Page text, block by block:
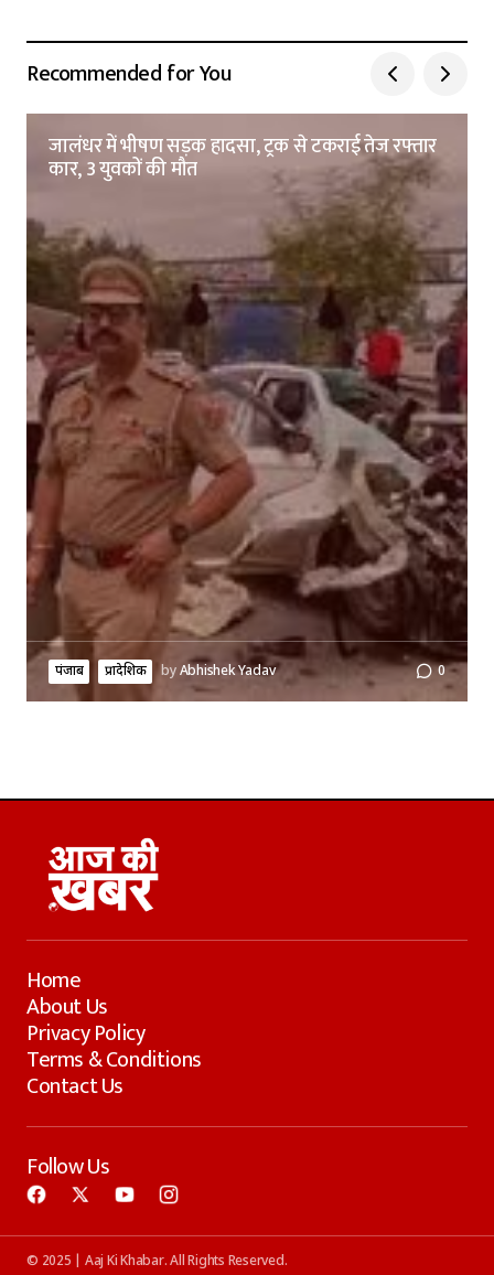
Recommended for You
जालंधर में भीषण सड़क हादसा, ट्रक से टकराई तेज रफ्तार
कार, 3 युवकों की मौत
पंजाब प्रादेशिक byAbhishek Yadav 0
Home
About Us
Privacy Policy
Terms & Conditions
Contact Us
Follow Us
© 2025 | Aaj Ki Khabar. All Rights Reserved.